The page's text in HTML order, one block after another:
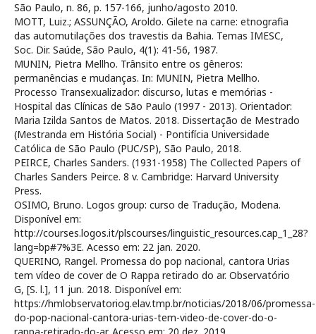
São Paulo, n. 86, p. 157-166, junho/agosto 2010.
MOTT, Luiz.; ASSUNÇÃO, Aroldo. Gilete na carne: etnografia
das automutilações dos travestis da Bahia. Temas IMESC,
Soc. Dir. Saúde, São Paulo, 4(1): 41-56, 1987.
MUNIN, Pietra Mellho. Trânsito entre os gêneros:
permanências e mudanças. In: MUNIN, Pietra Mellho.
Processo Transexualizador: discurso, lutas e memórias -
Hospital das Clínicas de São Paulo (1997 - 2013). Orientador:
Maria Izilda Santos de Matos. 2018. Dissertação de Mestrado
(Mestranda em História Social) - Pontifícia Universidade
Católica de São Paulo (PUC/SP), São Paulo, 2018.
PEIRCE, Charles Sanders. (1931-1958) The Collected Papers of
Charles Sanders Peirce. 8 v. Cambridge: Harvard University
Press.
OSIMO, Bruno. Logos group: curso de Tradução, Modena.
Disponível em:
http://courses.logos.it/plscourses/linguistic_resources.cap_1_28?
lang=bp#7%3E. Acesso em: 22 jan. 2020.
QUERINO, Rangel. Promessa do pop nacional, cantora Urias
tem vídeo de cover de O Rappa retirado do ar. Observatório
G, [S. l.], 11 jun. 2018. Disponível em:
https://hmlobservatoriog.elav.tmp.br/noticias/2018/06/promessa-
do-pop-nacional-cantora-urias-tem-video-de-cover-do-o-